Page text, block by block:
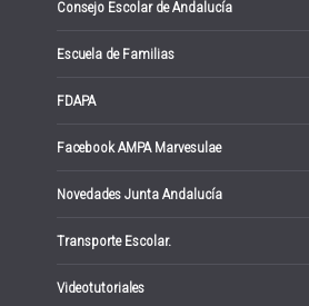
Consejo Escolar de Andalucía
Escuela de Familias
FDAPA
Facebook AMPA Marvesulae
Novedades Junta Andalucía
Transporte Escolar.
Videotutoriales